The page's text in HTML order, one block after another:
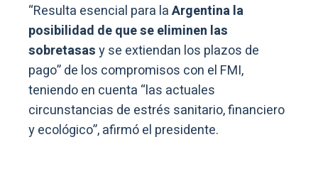
“Resulta esencial para laArgentina la
posibilidad de que se eliminen las
sobretasasy se extiendan los plazos de
pago” de los compromisos con el FMI,
teniendo en cuenta “las actuales
circunstancias de estrés sanitario, financiero
y ecológico”, afirmó el presidente.